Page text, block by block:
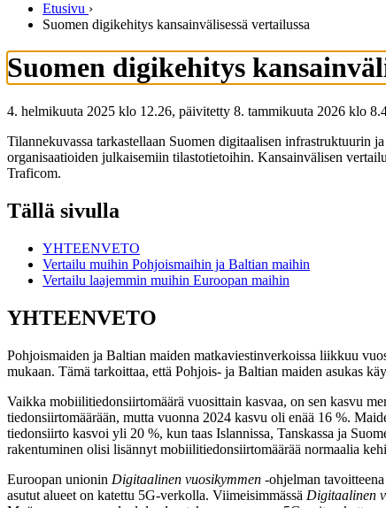
Etusivu ›
Suomen digikehitys kansainvälisessä vertailussa
Suomen digikehitys
4. helmikuuta 2025 klo 12.26, päivitetty 8. tammikuuta 2026 klo
Tilannekuvassa tarkastellaan Suomen digitaalisen infrastruktuurin
organisaatioiden julkaisemiin tilastotietoihin. Kansainvälisen
Traficom.
Tällä sivulla
YHTEENVETO
Vertailu muihin Pohjoismaihin ja Baltian maihin
Vertailu laajemmin muihin Euroopan maihin
YHTEENVETO
Pohjoismaiden ja Baltian maiden matkaviestinverkoissa liikkuu
mukaan. Tämä tarkoittaa, että Pohjois- ja Baltian maiden asukas
Vaikka mobiilitiedonsiirtomäärä vuosittain kasvaa, on sen kasvu
tiedonsiirtomäärään, mutta vuonna 2024 kasvu oli enää 16 %.
tiedonsiirto kasvoi yli 20 %, kun taas Islannissa, Tanskassa ja
rakentuminen olisi lisännyt mobiilitiedonsiirtomäärää normaalia
Euroopan unionin Digitaalinen vuosikymmen -ohjelman
asutut alueet on katettu 5G-verkolla. Viimeisimmässä Digitaalinen